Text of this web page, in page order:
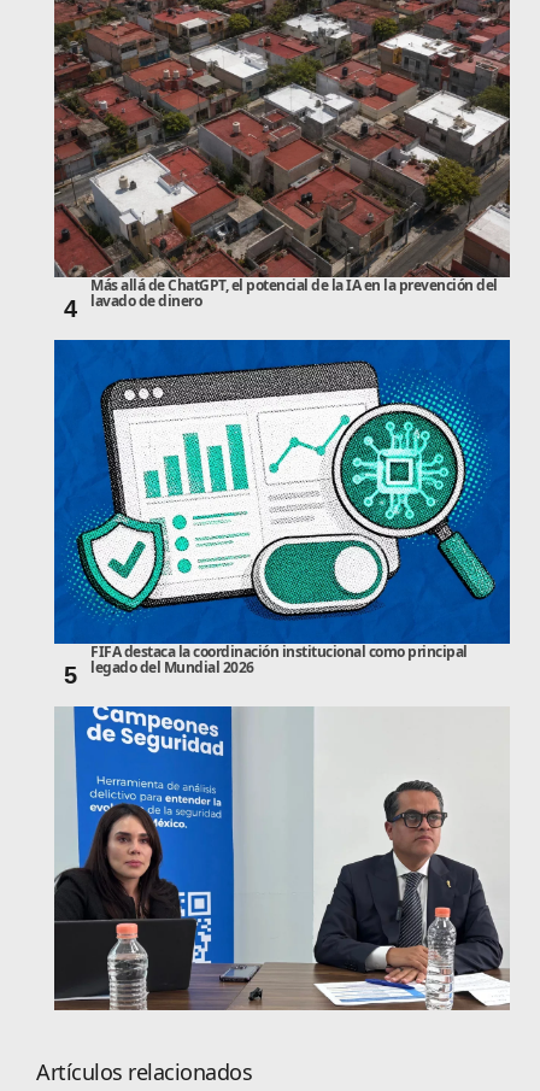
4
Más allá de ChatGPT, el potencial de la IA en la prevención del
lavado de dinero
5
FIFA destaca la coordinación institucional como principal
legado del Mundial 2026
Artículos relacionados